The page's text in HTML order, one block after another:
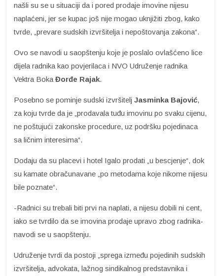
našli su se u situaciji da i pored prodaje imovine nijesu
naplaćeni, jer se kupac još nije mogao uknjižiti zbog, kako
tvrde, „prevare sudskih izvršitelja i nepoštovanja zakona“.
Ovo se navodi u saopštenju koje je poslalo ovlašćeno lice
dijela radnika kao povjerilaca i NVO Udruženje radnika
Vektra Boka Đorđe Rajak.
Posebno se pominje sudski izvršitelj Jasminka Bajović,
za koju tvrde da je „prodavala tuđu imovinu po svaku cijenu,
ne poštujući zakonske procedure, uz podršku pojedinaca
sa ličnim interesima“.
Dodaju da su placevi i hotel Igalo prodati „u bescjenje“, dok
su kamate obračunavane „po metodama koje nikome nijesu
bile poznate“.
-Radnici su trebali biti prvi na naplati, a nijesu dobili ni cent,
iako se tvrdilo da se imovina prodaje upravo zbog radnika-
navodi se u saopštenju.
Udruženje tvrdi da postoji „sprega između pojedinih sudskih
izvršitelja, advokata, lažnog sindikalnog predstavnika i